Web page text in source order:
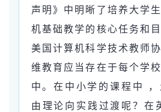
声明》中明晰了培养大 学
机基础教学的核心任务和
美国计算机科学技术教师
维教育应当存在于每个学
中。在中小学的课程中
由理论向实践过渡呢？在